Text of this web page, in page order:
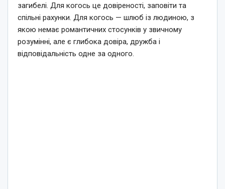
загибелі. Для когось це довіреності, заповіти та
спільні рахунки. Для когось — шлюб із людиною, з
якою немає романтичних стосунків у звичному
розумінні, але є глибока довіра, дружба і
відповідальність одне за одного.